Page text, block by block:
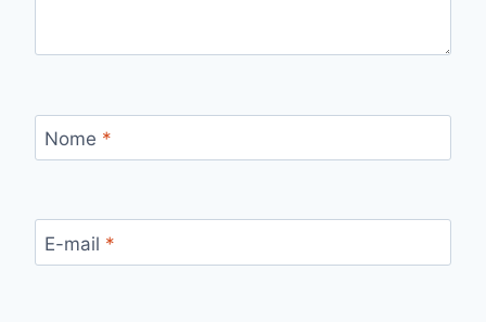
Nome *
E-mail *